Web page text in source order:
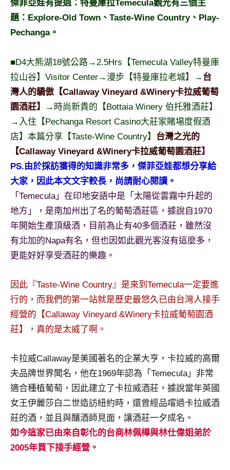
目
主
持、
泰
國
旅
書
作
者、
各
發
表
會
及
活
動
主
校
企
業
講
部
落
客
及
旅
遊
雜
誌
專
傑菲亞娃有提過：特曼庫拉Temecula觀光有三個主
題：Explore-Old Town、Taste-Wine Country、Play-
Pechanga。
■D4大熊湖18號公路→2.5Hrs【Temecula Valley特曼庫
拉山谷】Visitor Center→漫步【特曼庫拉老城】→ 台
灣人的驕傲【Callaway Vineyard &Winery卡拉威葡萄
園酒莊】
→時尚新貴的【Bottaia Winery 伯托雅酒莊】
→入住【Pechanga Resort Casino大莊家賭場度假酒
店】本篇分享【Taste-Wine Country】 台灣之光的
【Callaway Vineyard &Winery卡拉威葡萄園酒莊】
PS. 由於採訪獲得的知識非常多，傑菲亞娃都想分享給
大家，因此本文文字較長，尚請耐心閱讀。
「Temecula」在印地安語中是「太陽從雲霧中升起的
地方」，是南加州出了名的葡萄酒莊區，據說自1970
年開始生產頂級酒，目前為止有40多個酒莊，雖然沒
有北加的Napa有名，但也因如此觀光客沒有這麼多，
更能好好享受酒莊的樂趣。
因此『Taste-Wine Country』是來到Temecula一定要進
行的，而我們的第一站就是歷史最悠久已由台灣人接手
經營的【Callaway Vineyard &Winery卡拉威葡萄園酒
莊】，真的是太威了啊。
卡拉威Callaway是美國著名的企業大亨，卡拉威的高爾
夫品牌世界聞名，他在1969年認為「Temecula」非常
適合種植葡萄，因此建立了卡拉威酒莊，據說當年英國
女王伊麗莎白二世造訪紐約時，還曾經品嚐過卡拉威酒
莊的酒，並且與釀酒師見面，讓酒莊一夕成名。
如今這家已由來自彰化的台商林佩樺與林仕偉姐弟於
2005年買下接手經營。